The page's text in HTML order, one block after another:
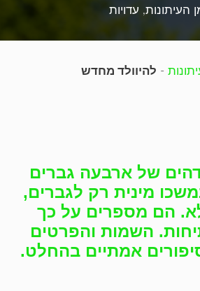
העיתונות, עדויות
- להיוולד מחדש
של ארבעה גברים
מינית רק לגברים,
הם מספרים על כך
השמות והפרטים
אמתיים בהחלט.